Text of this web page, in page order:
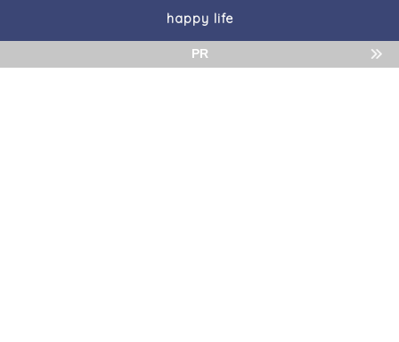
happy life
PR